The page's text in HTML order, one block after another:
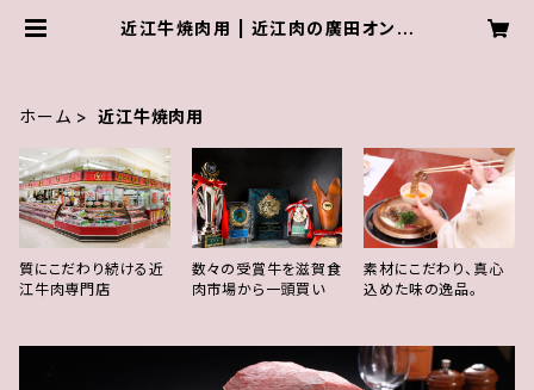
近江牛焼肉用 | 近江肉の廣田オンラ
ホーム 近江牛焼肉用
質にこだわり続ける近
江牛肉専門店
数々の受賞牛を滋賀食
肉市場から一頭買い
素材にこだわり、真心
込めた味の逸品。